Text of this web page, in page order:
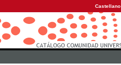
Castellano